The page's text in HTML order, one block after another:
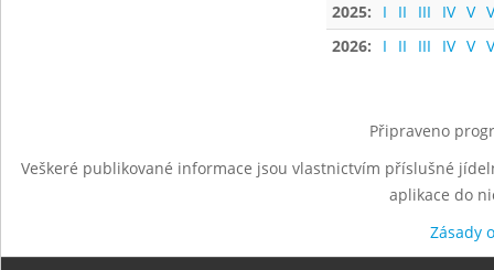
2025:
I II III IV V
2026:
I II III IV V
Připraveno
Veškeré publikované informace jsou vlastnictvím příslušné
aplikace do
Zásady